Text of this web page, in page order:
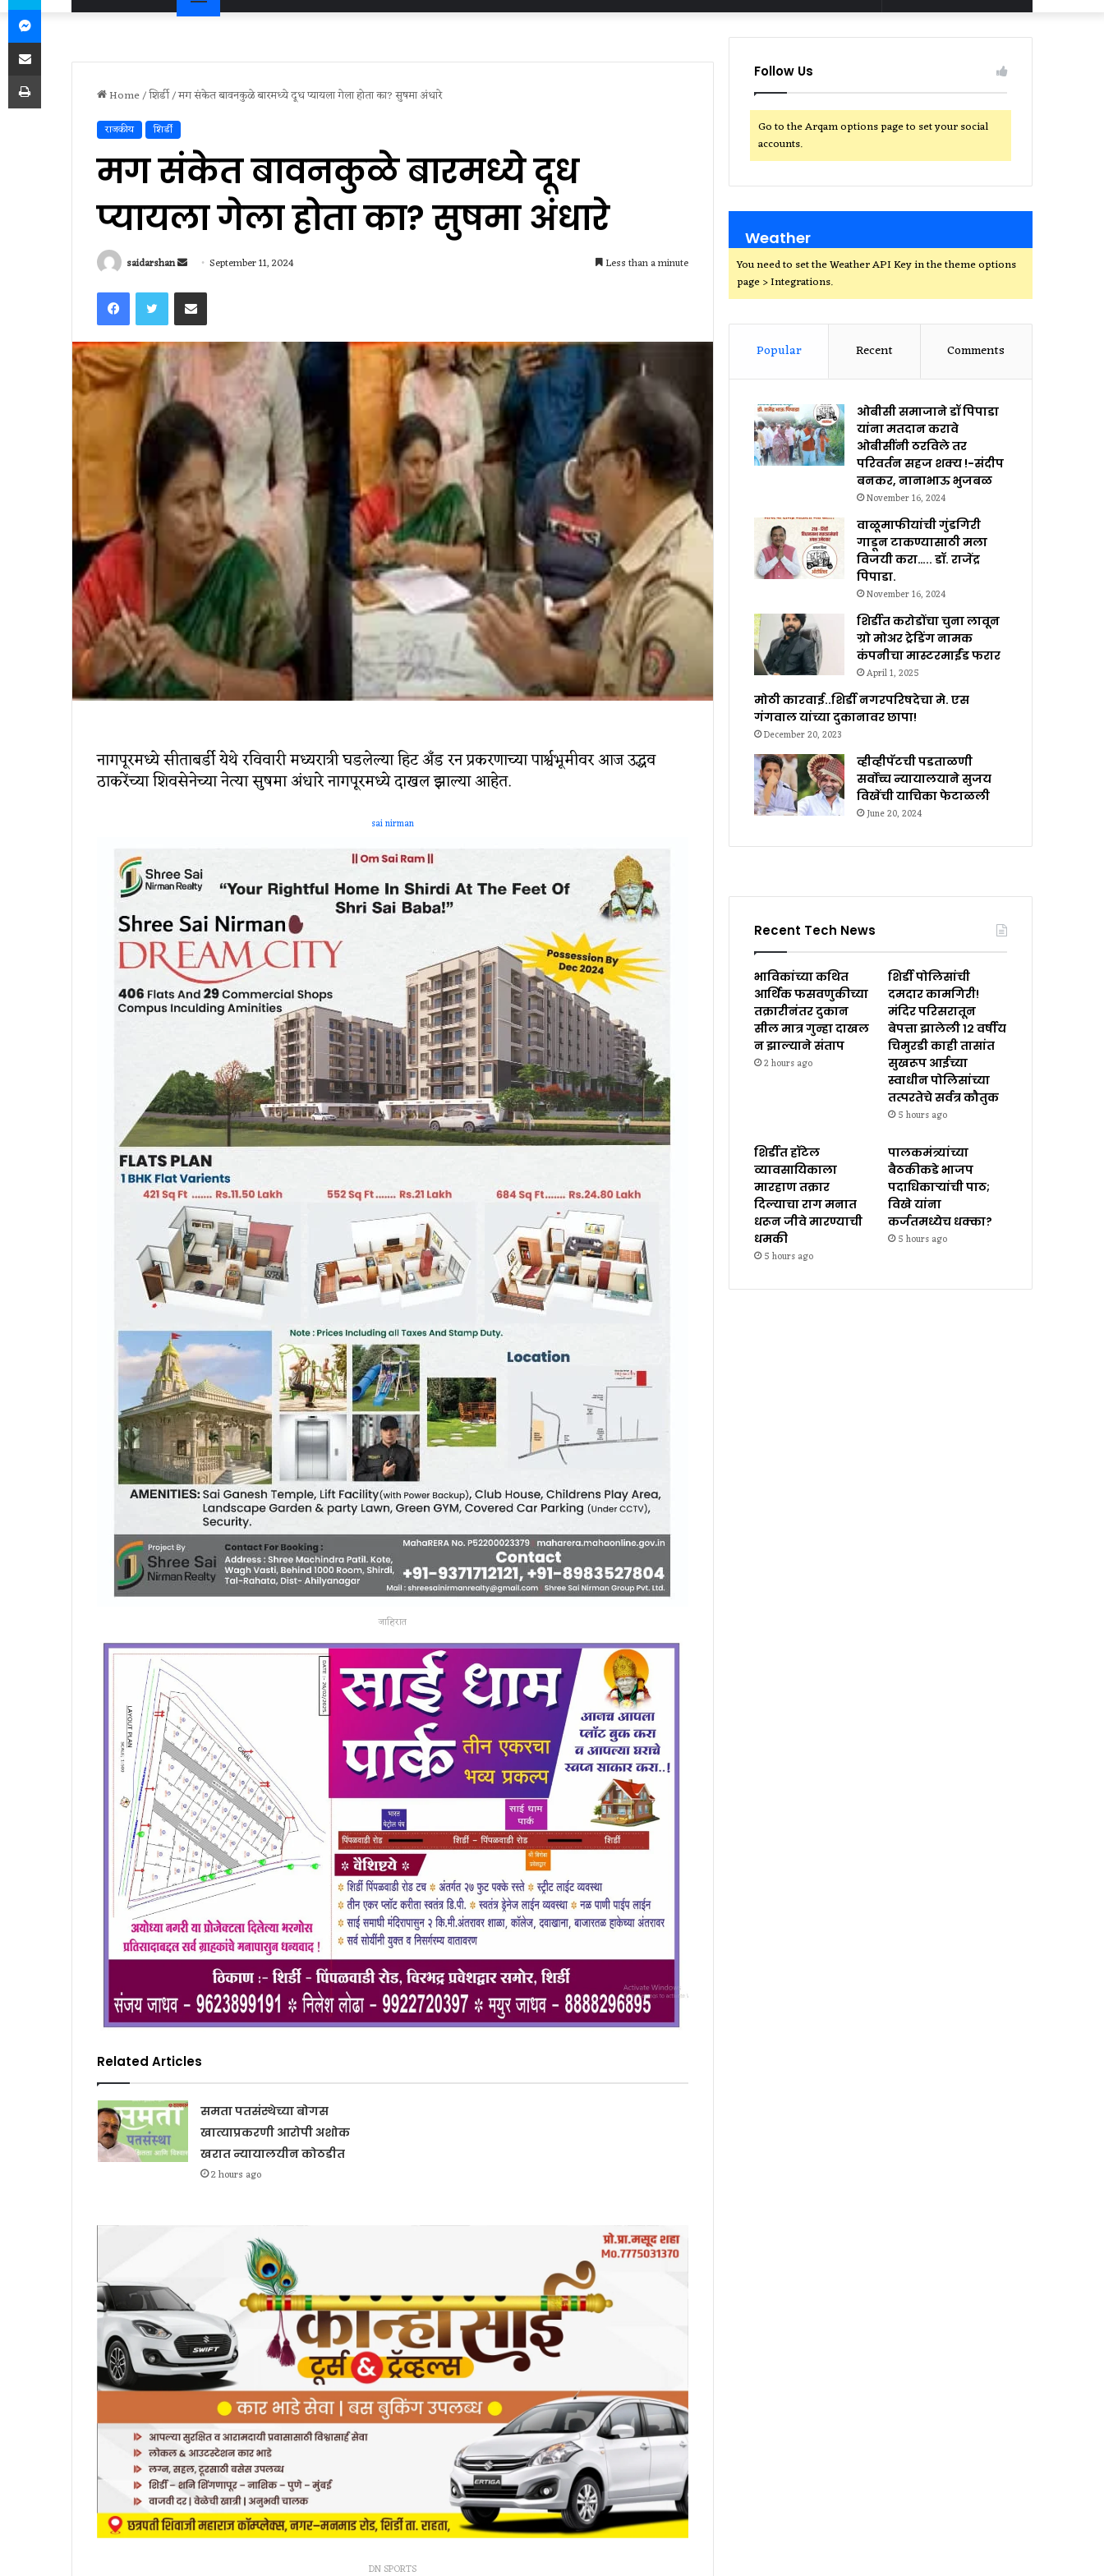
for
Home/शिर्डी/मग संकेत बावनकुळे बारमध्ये दूध प्यायला गेला होता का? सुषमा अंधारे
राजकीय शिर्डी
मग संकेत बावनकुळे बारमध्ये दूध
प्यायला गेला होता का? सुषमा अंधारे
saidarshan
Send
email
September 11, 2024 Less than a minute
FacebookTwitter Share via Email
नागपूरमध्ये सीताबर्डी येथे रविवारी मध्यरात्री घडलेल्या हिट अँड रन प्रकरणाच्या पार्श्वभूमीवर आज उद्धव
ठाकरेंच्या शिवसेनेच्या नेत्या सुषमा अंधारे नागपूरमध्ये दाखल झाल्या आहेत.
sai nirman
जाहिरात
Related Articles
समता पतसंस्थेच्या बोगस
खात्याप्रकरणी आरोपी अशोक
खरात न्यायालयीन कोठडीत
2 hours ago
DN SPORTS
Follow Us
Go to the Arqam options page to set your social
accounts.
Weather
You need to set the Weather API Key in the theme options
page > Integrations.
Popular Recent Comments
ओबीसी समाजाने डॉ पिपाडा
यांना मतदान करावे
ओबीसींनी ठरविले तर
परिवर्तन सहज शक्य !-संदीप
बनकर, नानाभाऊ भुजबळ
November 16, 2024
वाळूमाफीयांची गुंडगिरी
गाडून टाकण्यासाठी मला
विजयी करा….. डॉ. राजेंद्र
पिपाडा.
November 16, 2024
शिर्डीत करोडोंचा चुना लावून
ग्रो मोअर ट्रेडिंग नामक
कंपनीचा मास्टरमाईंड फरार
April 1, 2025
मोठी कारवाई..शिर्डी नगरपरिषदेचा मे. एस
गंगवाल यांच्या दुकानावर छापा!
December 20, 2023
व्हीव्हीपॅटची पडताळणी
सर्वोच्च न्यायालयाने सुजय
विखेंची याचिका फेटाळली
June 20, 2024
Recent Tech News
भाविकांच्या कथित
आर्थिक फसवणुकीच्या
तक्रारीनंतर दुकान
सील मात्र गुन्हा दाखल
न झाल्याने संताप
2 hours ago
शिर्डी पोलिसांची
दमदार कामगिरी!
मंदिर परिसरातून
बेपत्ता झालेली १२ वर्षीय
चिमुरडी काही तासांत
सुखरूप आईच्या
स्वाधीन पोलिसांच्या
तत्परतेचे सर्वत्र कौतुक
5 hours ago
शिर्डीत हॉटेल
व्यावसायिकाला
मारहाण तक्रार
दिल्याचा राग मनात
धरून जीवे मारण्याची
धमकी
5 hours ago
पालकमंत्र्यांच्या
बैठकीकडे भाजप
पदाधिकाऱ्यांची पाठ;
विखे यांना
कर्जतमध्येच धक्का?
5 hours ago
Messenger
Share via Email